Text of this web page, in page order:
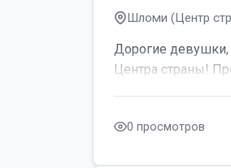
Шломи (Центр
Дорогие девушки,
Центра страны!
0 просмотров